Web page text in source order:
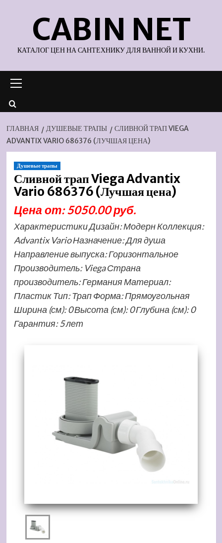
содержимомуCABIN NET
КАТАЛОГ ЦЕН НА САНТЕХНИКУ ДЛЯ ВАННОЙ И КУХНИ.
меню
ГЛАВНАЯ ДУШЕВЫЕ ТРАПЫ
СЛИВНОЙ ТРАП VIEGA
ADVANTIX VARIO 686376 (ЛУЧШАЯ ЦЕНА)
Душевые трапы
Сливной трап Viega Advantix
Vario 686376 (Лучшая цена)
Цена от: 5050.00 руб.
Характеристики Дизайн: Модерн Коллекция:
Advantix Vario Назначение: Для душа
Направление выпуска: Горизонтальное
Производитель: Viega Страна
производитель: Германия Материал:
Пластик Тип: Трап Форма: Прямоугольная
Ширина (см): 0 Высота (см): 0 Глубина (см): 0
Гарантия: 5 лет